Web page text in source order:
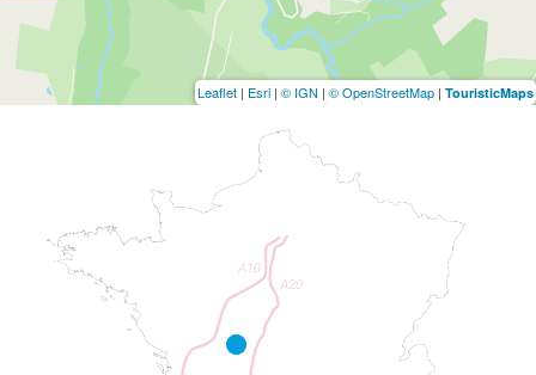
Leaflet | Esri | © IGN | © OpenStreetMap | TouristicMaps